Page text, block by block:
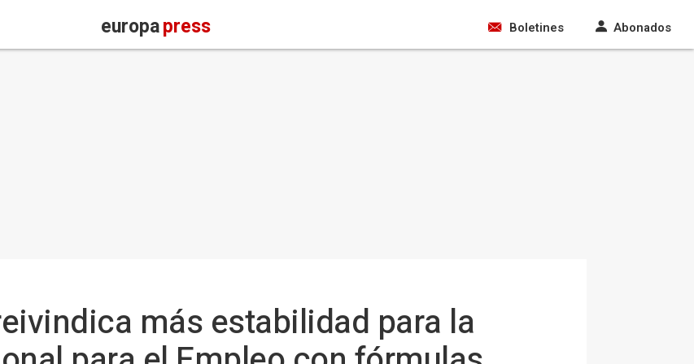
europapress Boletines Abonados
más estabilidad para la